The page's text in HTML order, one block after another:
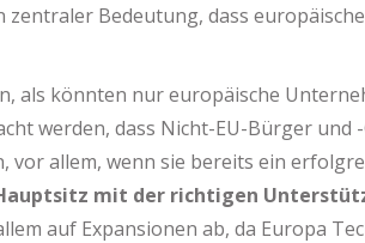
zentraler Bedeutung, dass
als könnten nur europäische
werden, dass Nicht-EU-Bürger
vor allem, wenn sie bereits ein
mit der richtigen
auf Expansionen ab, da Europa